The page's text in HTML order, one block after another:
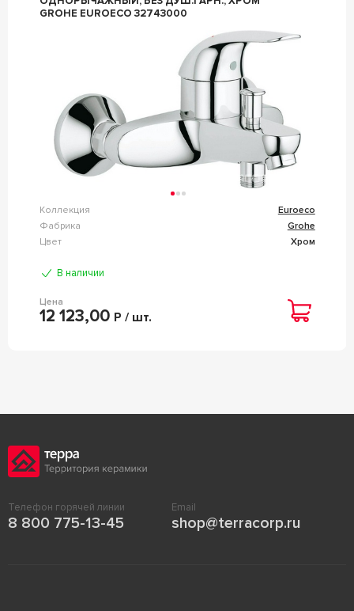
GROHE EUROECO 32743000
Коллекция
Euroeco
Фабрика
Grohe
Цвет
Хром
В наличии
Цена
12 123,00 Р / шт.
Телефон горячей линии
8 800 775-13-45
Email
shop@terracorp.ru